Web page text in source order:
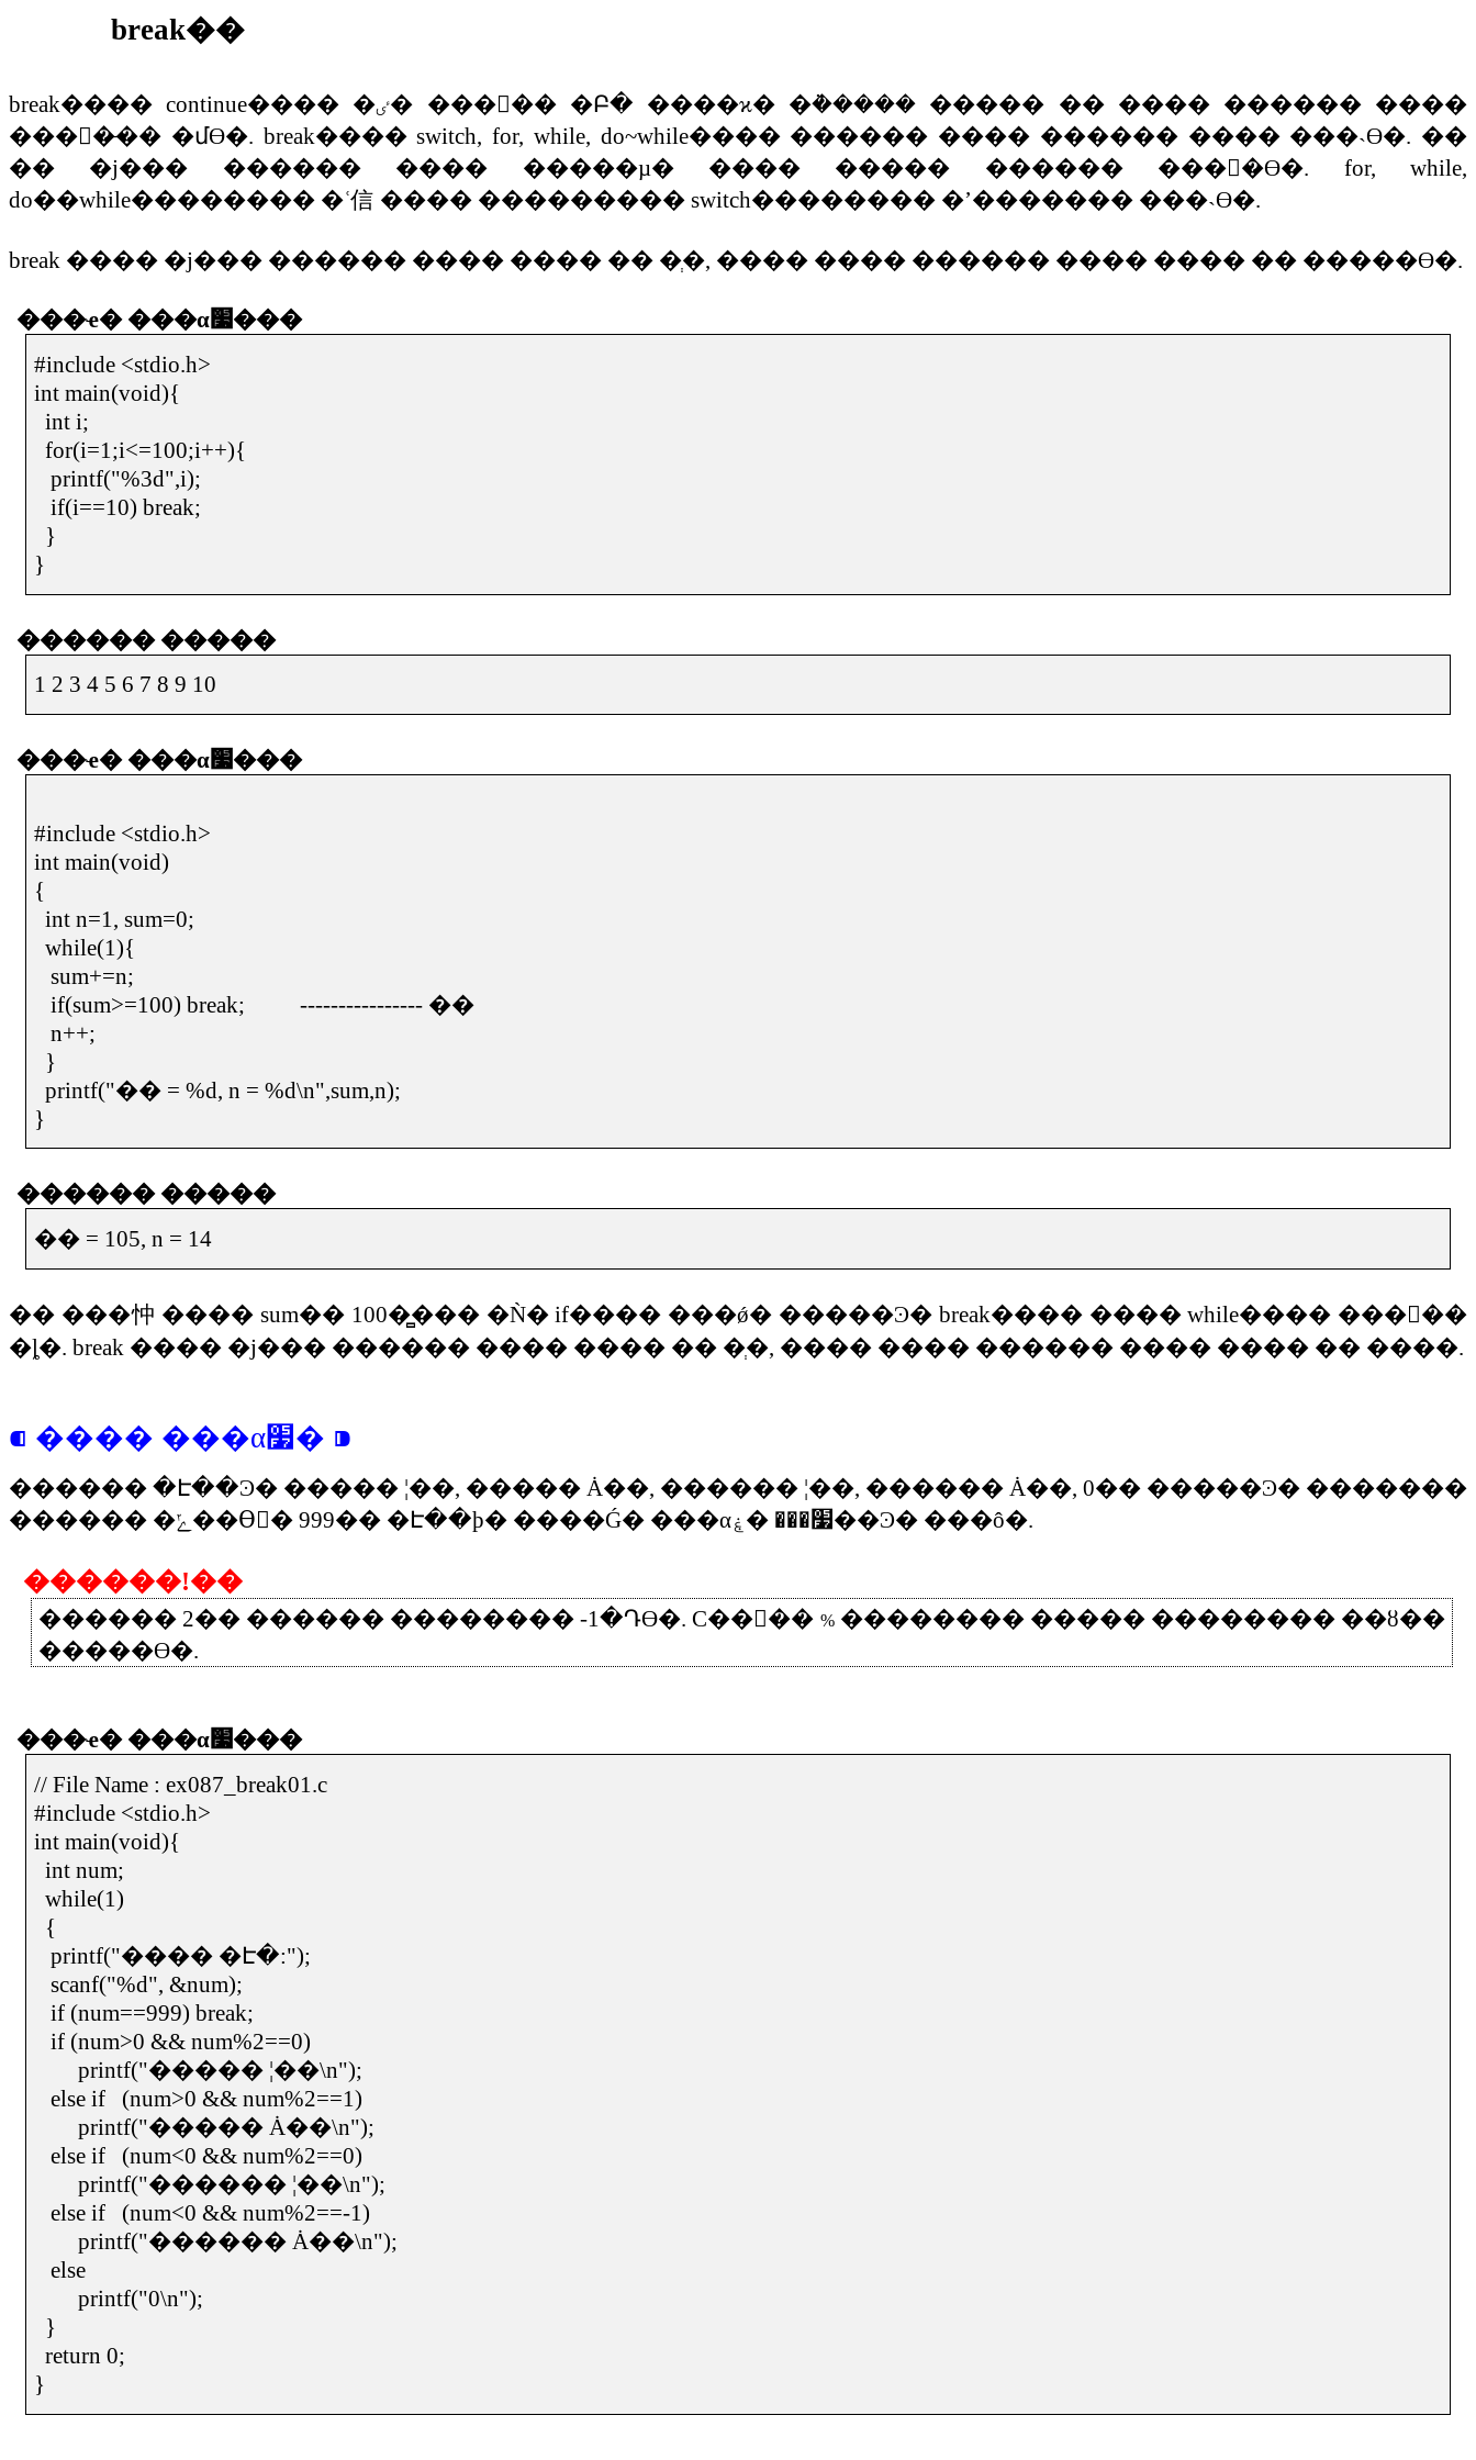
break��
break���� continue���� �ٸ� ����� �Բ� ����ϰ� �ܵ����� ����� �� ���� ������ ����
����̶�� �մϴ�. break����switch, for, while, do~while���� ������ ���� ������ ���� ���˴ϴ�. ��
��
�ϳ��� ������ ���� �����µ� ���� ����� ������ ����ϴ�. for, while,
do��while�������� �ʿ信 ���� ��������� switch�������� �ʼ������� ���˴ϴ�.
break ���� �ϳ��� ������ ���� ���� �� �ְ�, ���� ���� ������ ���� ���� �� �����ϴ�.
���ҽ�
���α׷���
#include <stdio.h>
int main(void){
int i;
for(i=1;i<=100;i++){
printf("%3d",i);
if(i==10) break;
}
}
������ �����
1 2 3 4 5 6 7 8 9 10
���ҽ� ���α׷���
#include <stdio.h>
int main(void)
{
int n=1, sum=0;
while(1){
sum+=n;
if(sum>=100) break;
---------------- ��
n++;
}
printf("�� = %d, n = %d\n",sum,n);
}
������ �����
�� = 105, n = 14
�� ���忡 ���� sum��100�̻��� �Ǹ�if���� ���ǿ� �����Ͽ�break���� ����while���� �����
�ȴ�. break ���� �ϳ��� ������ ���� ���� �� �ְ�, ���� ���� ������ ���� ���� �� ����.
⁌ ���� ���α׷� ⁍
������ �Է��Ͽ� ����� ¦��, ����� Ȧ��, ������ ¦��, ������ Ȧ��, 0�� �����Ͽ� �������
������
�ݺ��ϴٰ� 999�� �Է��ϸ� ����Ǵ� ���α׷����ۼ��Ͽ� ���ô�.
������!��
������ 2�� ������ �������� -1�Դϴ�. C���� % �������� ����� �������� ��ȣ��
�����ϴ�.
���ҽ�
���α׷���
// File Name : ex087_break01.c
#include <stdio.h>
int main(void){
int num;
while(1)
{
printf("���� �Է�:");
scanf("%d", &num);
if (num==999) break;
if (num>0 && num%2==0)
printf("����� ¦��\n");
else if
(num>0 && num%2==1)
printf("����� Ȧ��\n");
else if
(num<0 && num%2==0)
printf("������ ¦��\n");
else if
(num<0 && num%2==-1)
printf("������ Ȧ��\n");
else
printf("0\n");
}
return 0;
}